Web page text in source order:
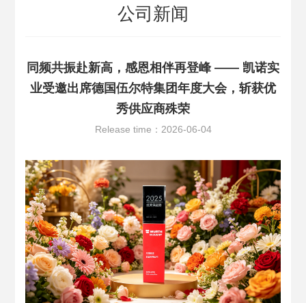
公司新闻
同频共振赴新高，感恩相伴再登峰 —— 凯诺实
业受邀出席德国伍尔特集团年度大会，斩获优
秀供应商殊荣
Release time：2026-06-04